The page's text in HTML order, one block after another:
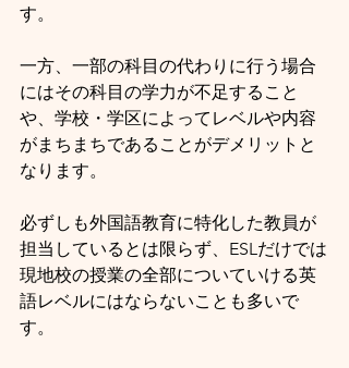
す。
一方、一部の科目の代わりに行う場合
にはその科目の学力が不足すること
や、学校・学区によってレベルや内容
がまちまちであることがデメリットと
なります。
必ずしも外国語教育に特化した教員が
担当しているとは限らず、ESLだけでは
現地校の授業の全部についていける英
語レベルにはならないことも多いで
す。